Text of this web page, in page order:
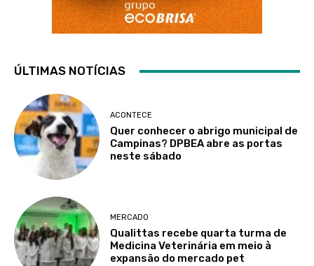
ÚLTIMAS NOTÍCIAS
ACONTECE
Quer conhecer o abrigo municipal de
Campinas? DPBEA abre as portas
neste sábado
MERCADO
Qualittas recebe quarta turma de
Medicina Veterinária em meio à
expansão do mercado pet